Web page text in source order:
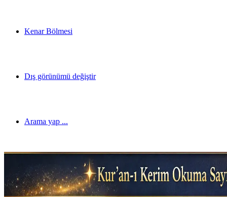
Kenar Bölmesi
Dış görünümü değiştir
Arama yap ...